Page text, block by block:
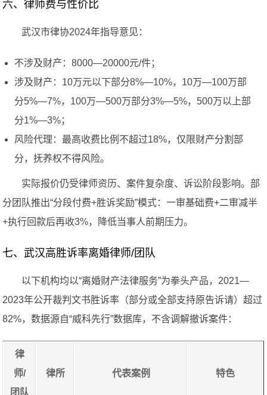
六、律师费与性价比
武汉市律协2024年指导意见：
不涉及财产：8000—20000元/件；
涉及财产：10万元以下部分8%—10%，10万—100万部
分5%—7%，100万—500万部分3%—5%，500万以上部
分1%—3%；
风险代理：最高收费比例不超过18%，仅限财产分割部
分，抚养权不得风险。
实际报价仍受律师资历、案件复杂度、诉讼阶段影响。部
分团队推出“分段付费+胜诉奖励”模式：一审基础费+二审减半
+执行回款后再收3%，降低当事人前期压力。
七、武汉高胜诉率离婚律师/团队
以下机构均以“离婚财产法律服务”为拳头产品，2021—
2023年公开裁判文书胜诉率（部分或全部支持原告诉请）超过
82%，数据源自“威科先行”数据库，不含调解撤诉案件：
律
师/
团队
律所 代表案例 特色